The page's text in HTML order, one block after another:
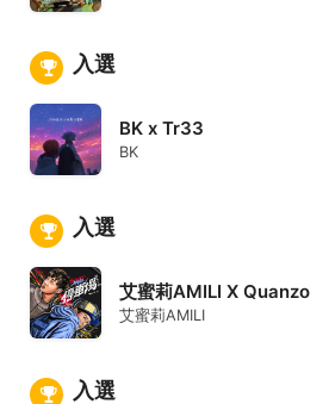
入選
BK x Tr33
BK
入選
艾蜜莉AMILI X Quanzo
艾蜜莉AMILI
入選